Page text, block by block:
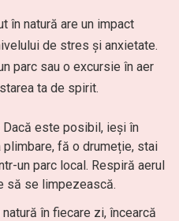
în natură are un impact
de stres și anxietate.
parc sau o excursie în aer
ta de spirit.
Dacă este posibil, ieși în
fă o drumeție, stai
un parc local. Respiră aerul
să se limpezească.
în fiecare zi, încearcă